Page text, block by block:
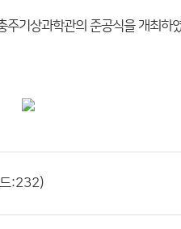
기상과학관의 준공식을 개최하
:232)